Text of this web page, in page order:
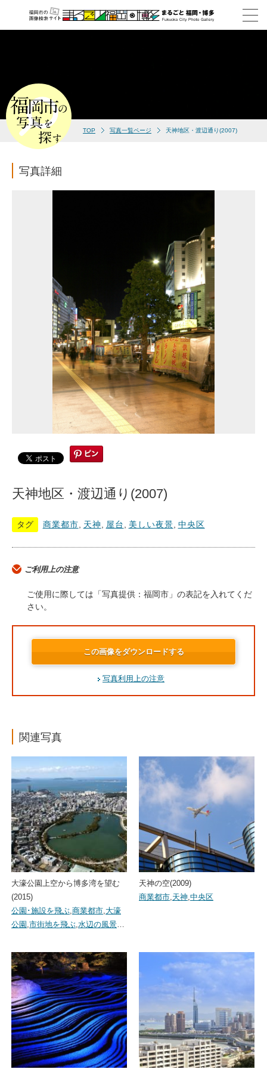
TOP 写真一覧ページ 天神地区・渡辺通り(2007)
写真詳細
天神地区・渡辺通り(2007)
タグ 商業都市 天神 屋台 美しい夜景 中央区
ご利用上の注意
ご使用に際しては「写真提供：福岡市」の表記を入れてくだ
さい。
この画像をダウンロードする
写真利用上の注意
関連写真
大濠公園上空から博多湾を望む
(2015)
公園･施設を飛ぶ,商業都市,大濠
公園 ,市街地を飛ぶ,水辺の風景…
天神の空(2009)
商業都市,天神,中央区